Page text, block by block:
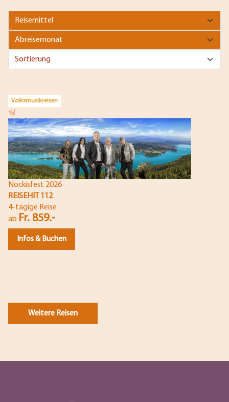
Volksmusikreisen
Nockisfest 2026
REISEHIT 112
4-tägige Reise
ab Fr. 859.-
Infos & Buchen
Weitere Reisen